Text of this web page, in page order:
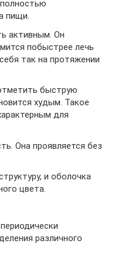
пищи.
активным. Он
побыстрее лечь
так на протяжении
быструю
худым. Такое
для
Она проявляется без
и оболочка
цвета.
различного